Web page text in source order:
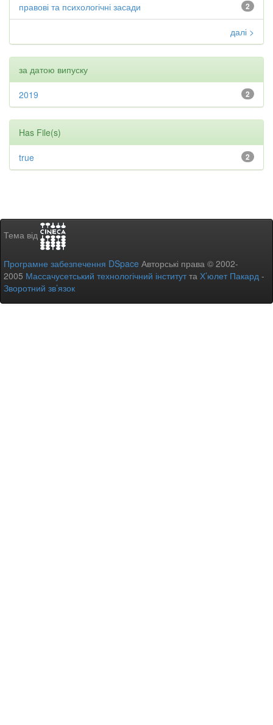
2
правові та психологічні засади
далі >
за датою випуску
2
2019
Has File(s)
2
true
Тема від
Програмне забезпечення DSpace Авторські права © 2002-
2005 Массачусетський технологічний інститутта Х’юлет Пакард -
Зворотний зв’язок